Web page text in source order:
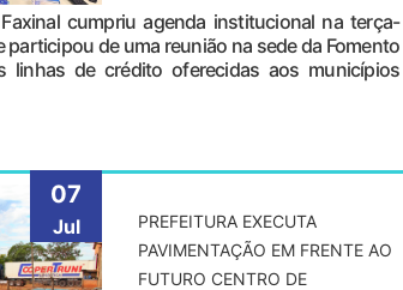
cumpriu agenda institucional na terça-
participou de uma reunião na sede da Fomento
linhas de crédito oferecidas aos municípios
07
Jul
PREFEITURA EXECUTA
PAVIMENTAÇÃO EM FRENTE AO
FUTURO CENTRO DE